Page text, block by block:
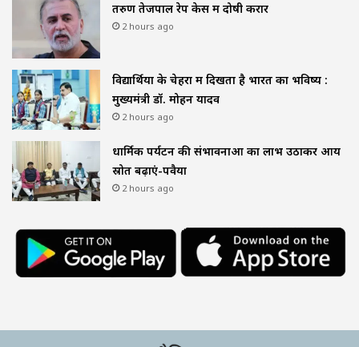
तरुण तेजपाल रेप केस में दोषी करार
2 hours ago
विद्यार्थियों के चेहरों में दिखता है भारत का भविष्य :
मुख्यमंत्री डॉ. मोहन यादव
2 hours ago
धार्मिक पर्यटन की संभावनाओं का लाभ उठाकर आय
स्रोत बढ़ाएं-पवैया
2 hours ago